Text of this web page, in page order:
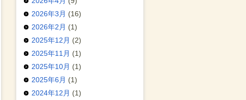
2026年3月 (16)
2026年2月 (1)
2025年12月 (2)
2025年11月 (1)
2025年10月 (1)
2025年6月 (1)
2024年12月 (1)